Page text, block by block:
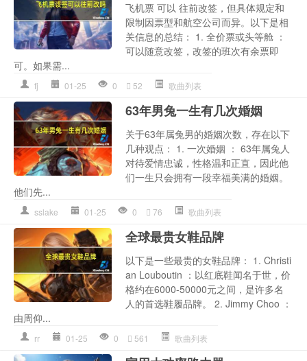
飞机票 可以 往前改签，但具体规定和
限制因票型和航空公司而异。以下是相
关信息的总结： 1. 全价票或头等舱 ：
可以随意改签，改签的班次有余票即
可。如果需...
fj 01-25 0 52 歌曲列表
63年男兔一生有几次婚姻
关于63年属兔男的婚姻次数，存在以下
几种观点： 1. 一次婚姻 ： 63年属兔人
对待爱情忠诚，性格温和正直，因此他
们一生只会拥有一段幸福美满的婚姻。
他们先...
sslake 01-25 0 76 歌曲列表
全球最贵女鞋品牌
以下是一些最贵的女鞋品牌： 1. Christi
an Louboutin ：以红底鞋闻名于世，价
格约在6000-50000元之间，是许多名
人的首选鞋履品牌。 2. Jimmy Choo ：
由周仰...
rr 01-25 0 561 歌曲列表